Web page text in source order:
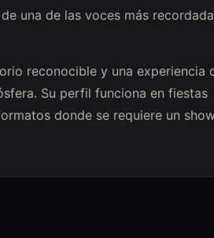
una de las voces más
reconocible y una experiencia
Su perfil funciona en fiestas
donde se requiere un